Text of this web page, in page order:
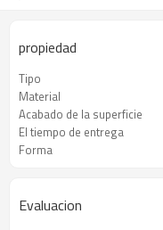
propiedad
Tipo
Material
Acabado de la superficie
El tiempo de entrega
Forma
Evaluacion